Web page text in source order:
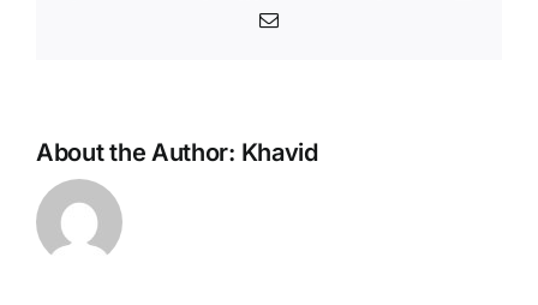
Email
About the Author: Khavid